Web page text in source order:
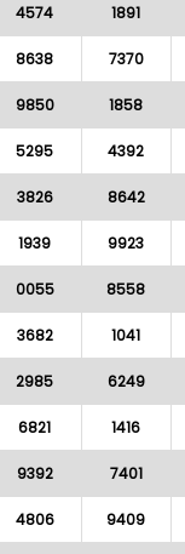
4574 1891
8638 7370
9850 1858
5295 4392
3826 8642
1939 9923
0055 8558
3682 1041
2985 6249
6821 1416
9392 7401
4806 9409